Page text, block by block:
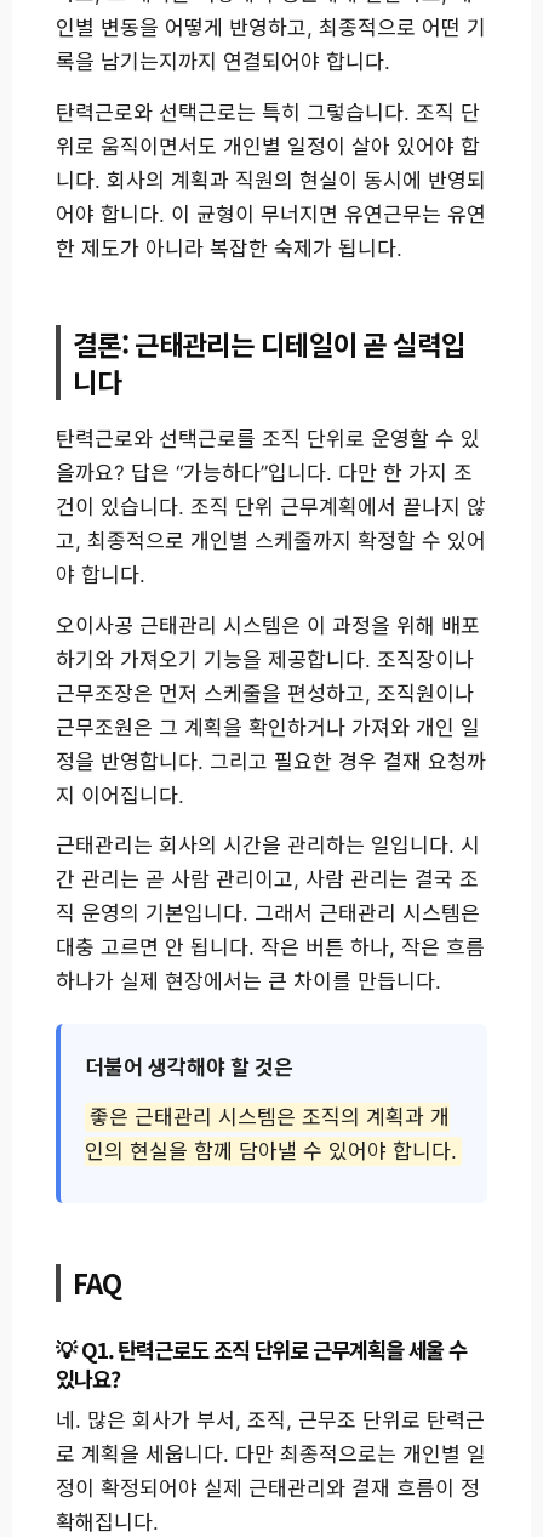
인별 변동을 어떻게 반영하고, 최종적으로 어떤 기
록을 남기는지까지 연결되어야 합니다.
탄력근로와 선택근로는 특히 그렇습니다. 조직 단
위로 움직이면서도 개인별 일정이 살아 있어야 합
니다. 회사의 계획과 직원의 현실이 동시에 반영되
어야 합니다. 이 균형이 무너지면 유연근무는 유연
한 제도가 아니라 복잡한 숙제가 됩니다.
결론: 근태관리는 디테일이 곧 실력입
니다
탄력근로와 선택근로를 조직 단위로 운영할 수 있
을까요? 답은 “가능하다”입니다. 다만 한 가지 조
건이 있습니다. 조직 단위 근무계획에서 끝나지 않
고, 최종적으로 개인별 스케줄까지 확정할 수 있어
야 합니다.
오이사공 근태관리 시스템은 이 과정을 위해 배포
하기와 가져오기 기능을 제공합니다. 조직장이나
근무조장은 먼저 스케줄을 편성하고, 조직원이나
근무조원은 그 계획을 확인하거나 가져와 개인 일
정을 반영합니다. 그리고 필요한 경우 결재 요청까
지 이어집니다.
근태관리는 회사의 시간을 관리하는 일입니다. 시
간 관리는 곧 사람 관리이고, 사람 관리는 결국 조
직 운영의 기본입니다. 그래서 근태관리 시스템은
대충 고르면 안 됩니다. 작은 버튼 하나, 작은 흐름
하나가 실제 현장에서는 큰 차이를 만듭니다.
더불어 생각해야 할 것은
좋은 근태관리 시스템은 조직의 계획과 개
인의 현실을 함께 담아낼 수 있어야 합니다.
FAQ
Q1. 탄력근로도 조직 단위로 근무계획을 세울 수
있나요?
네. 많은 회사가 부서, 조직, 근무조 단위로 탄력근
로 계획을 세웁니다. 다만 최종적으로는 개인별 일
정이 확정되어야 실제 근태관리와 결재 흐름이 정
확해집니다.